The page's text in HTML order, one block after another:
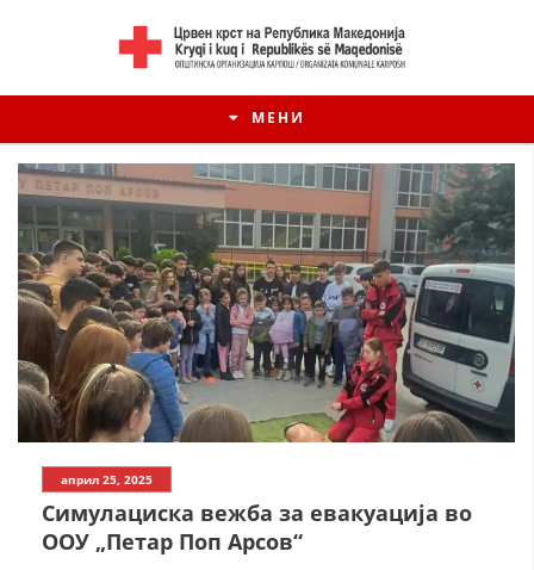
МЕНИ
април 25, 2025
Симулациска вежба за евакуација во
ООУ „Петар Поп Арсов“